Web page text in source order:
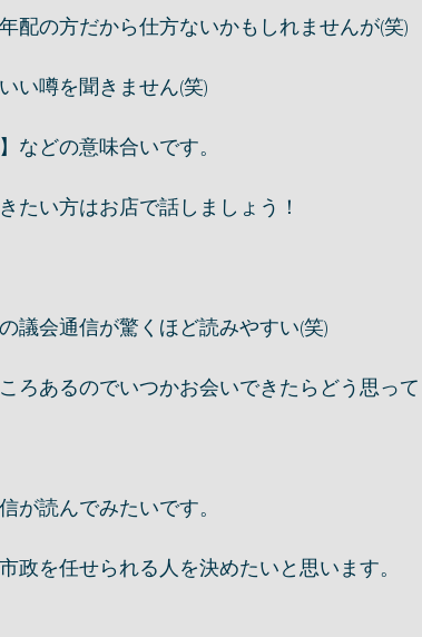
配の方だから仕方ないかもしれませんが(笑)
い噂を聞きません(笑)
などの意味合いです。
たい方はお店で話しましょう！
議会通信が驚くほど読みやすい(笑)
ろあるのでいつかお会いできたらどう思っ
が読んでみたいです。
政を任せられる人を決めたいと思います。